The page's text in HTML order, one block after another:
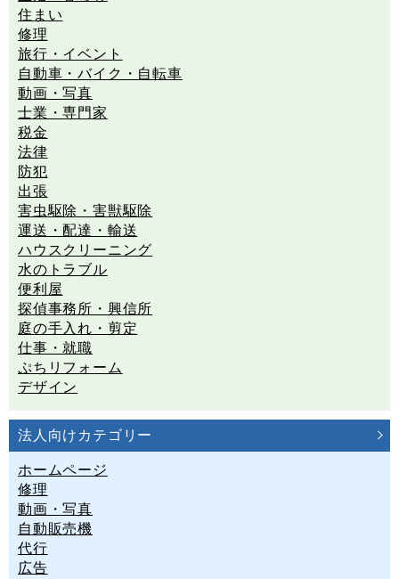
住まい
修理
旅行・イベント
自動車・バイク・自転車
動画・写真
士業・専門家
税金
法律
防犯
出張
害虫駆除・害獣駆除
運送・配達・輸送
ハウスクリーニング
水のトラブル
便利屋
探偵事務所・興信所
庭の手入れ・剪定
仕事・就職
ぷちリフォーム
デザイン
法人向けカテゴリー
ホームページ
修理
動画・写真
自動販売機
代行
広告